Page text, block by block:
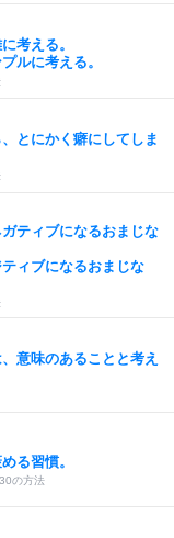
考える。
ルに考える。
とにかく癖にしてしま
ガティブになるおまじな
ティブになるおまじな
意味のあることと考え
る習慣。
の方法